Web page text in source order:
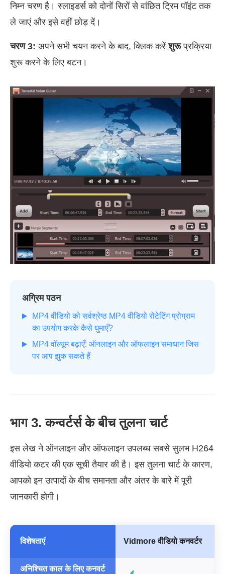
निम्न चरण है। स्लाइडर्स को दोनों सिरों से वांछित ट्रिम पॉइंट तक
ले जाएं और इसे वहीं छोड़ दें।
चरण 3: अपने सभी चयन करने के बाद, क्लिक करेंशुरूप्रक्रिया
शुरू करने के लिए बटन।
अग्रिम पठन
MP4 वीडियो को सर्वश्रेष्ठ MP4 वीडियो रोटेटिंग प्रोग्राम
का उपयोग करके कैसे घुमाएँ?
MP4 वॉल्यूम बढ़ाएँ: ऑनलाइन और ऑफलाइन समाधान जिस
पर आप झुक सकते हैं
भाग 3. कन्वर्टर्स के बीच तुलना चार्ट
इस लेख ने ऑनलाइन और ऑफलाइन उपलब्ध सबसे सुलभ H264
वीडियो कटर की एक सूची तैयार की है। इस तुलना चार्ट के कारण,
आपको इन उत्पादों के बीच समानता और अंतर के बारे में पूरी
जानकारी होगी।
विशेषताएं
अनिश्चित काल के लिए कनवर्ट
Vidmore वीडियो कनवर्टर